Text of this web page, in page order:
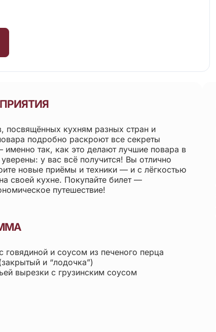
посвящённых кухням разных стран и
подробно раскроют все секреты
так, как это делают лучшие повара в
у вас всё получится! Вы отлично
новые приёмы и техники — и с лёгкостью
своей кухне. Покупайте билет —
путешествие!
говядиной и соусом из печеного перца
и “лодочка”)
вырезки с грузинским соусом